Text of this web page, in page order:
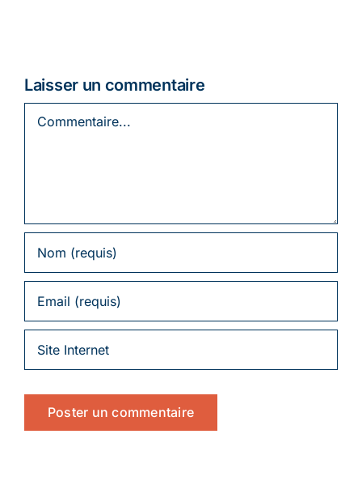
Laisser un commentaire